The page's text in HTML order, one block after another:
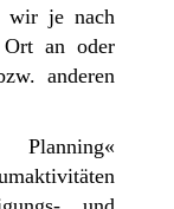
wir je nach
an oder
anderen
Planning«